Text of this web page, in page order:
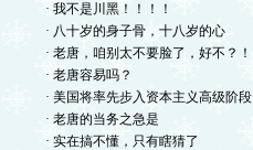
· 我不是川黑！！！！
· 八十岁的身子骨，十八岁的心
· 老唐，咱别太不要脸了，好不？！
· 老唐容易吗？
· 美国将率先步入资本主义高级阶段
· 老唐的当务之急是
· 实在搞不懂，只有瞎猜了